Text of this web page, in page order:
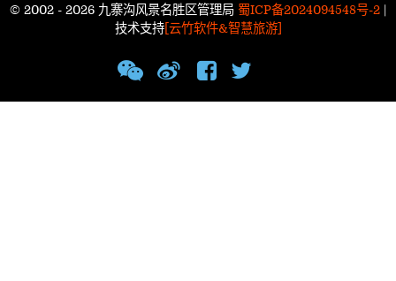
© 2002 - 2026 九寨沟风景名胜区管理局 蜀ICP备2024094548号-2 |
技术支持[云竹软件&智慧旅游]